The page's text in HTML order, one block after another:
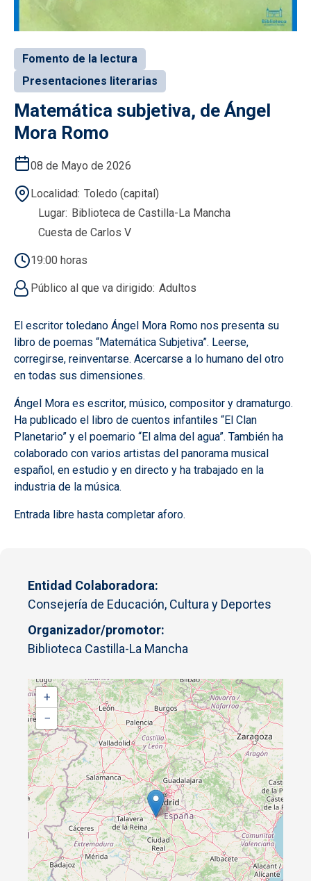
Fomento de la lectura
Presentaciones literarias
Matemática subjetiva, de Ángel
Mora Romo
08 de Mayo de 2026
Localidad Toledo (capital)
Lugar Biblioteca de Castilla-La Mancha
Cuesta de Carlos V
19:00 horas
Público al que va dirigido Adultos
El escritor toledano Ángel Mora Romo nos presenta su
libro de poemas “Matemática Subjetiva”. Leerse,
corregirse, reinventarse. Acercarse a lo humano del otro
en todas sus dimensiones.
Ángel Mora es escritor, músico, compositor y dramaturgo.
Ha publicado el libro de cuentos infantiles “El Clan
Planetario” y el poemario “El alma del agua”. También ha
colaborado con varios artistas del panorama musical
español, en estudio y en directo y ha trabajado en la
industria de la música.
Entrada libre hasta completar aforo.
Entidad Colaboradora
Consejería de Educación, Cultura y Deportes
Organizador/promotor
Biblioteca Castilla-La Mancha
+
−